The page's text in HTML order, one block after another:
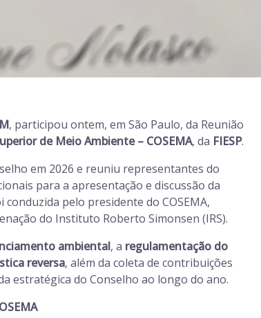
, participou ontem, em São Paulo, da Reunião
de Meio Ambiente – COSEMA, da FIESP.
em 2026 e reuniu representantes do
para a apresentação e discussão da
pelo presidente do COSEMA,
do Instituto Roberto Simonsen (IRS).
ambiental, a regulamentação do
reversa, além da coleta de contribuições
estratégica do Conselho ao longo do ano.